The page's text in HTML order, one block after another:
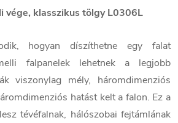
vége, klasszikus tölgy L0306L
hogyan díszíthetne egy falat
falpanelek lehetnek a legjobb
viszonylag mély, háromdimenziós
hatást kelt a falon. Ez a
tévéfalnak, hálószobai fejtámlának